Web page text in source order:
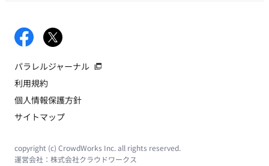
パラレルジャーナル
利用規約
個人情報保護方針
サイトマップ
copyright (c) CrowdWorks Inc. all rights reserved.
運営会社： 株式会社クラウドワークス